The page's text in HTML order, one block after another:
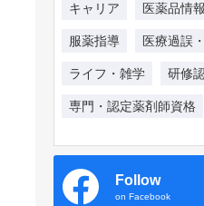
キャリア 医薬品情
服薬指導 医療過誤
ライフ・雑学 研修
専門・認定薬剤師資格
Follow
on Facebook